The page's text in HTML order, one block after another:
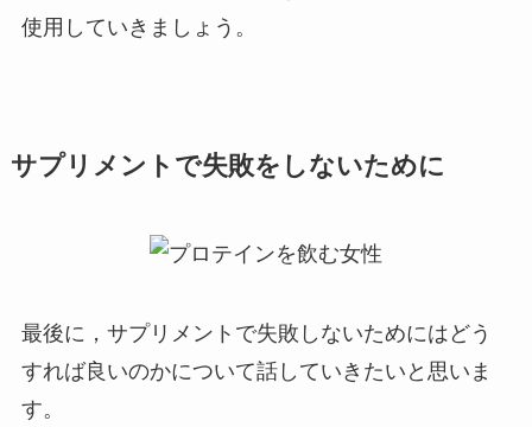
使用していきましょう。
サプリメントで失敗をしないために
最後に，サプリメントで失敗しないためにはどう
すれば良いのかについて話していきたいと思いま
す。